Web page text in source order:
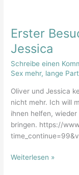
Erster
Jessica
Schreibe einen
Sex mehr, lange
Oliver und Jessica
nicht mehr. Ich will
ihnen helfen,
bringen. https://
Erster
Besuch
bei
Oliver
und
Jessica
Weiterlesen »